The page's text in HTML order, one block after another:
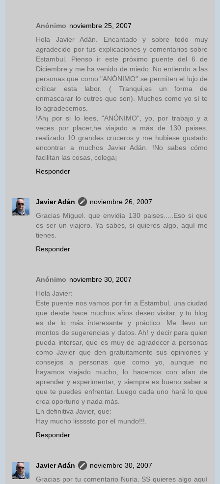
Anónimo noviembre 25, 2007
Hola Javier Adán. Encantado y sobre todo muy
agradecido por tus explicaciones y comentarios sobre
Estambul. Pienso ir este próximo puente del 6 de
Diciembre y me ha venido de miedo. No entiendo a las
personas que como "ANÓNIMO" se permiten el lujo de
criticar esta labor. ( Tranqui,es un forma de
enmascarar lo cutres que son). Muchos como yo sí te
lo agradecemos.
!Ah¡ por si lo lees, "ANÓNIMO", yo, por trabajo y a
veces por placer,he viajado a más de 130 paises,
realizado 10 grandes cruceros y me hubiese gustado
encontrar a muchos Javier Adán. !No sabes cómo
facilitan las cosas, colega¡
Responder
Javier Adán
noviembre 26, 2007
Gracias Miguel. que envidia 130 paises.....Eso si que
es ser un viajero. Ya sabes, si quieres algo, aquí me
tienes.
Responder
Anónimo noviembre 30, 2007
Hola Javier:
Este puente nos vamos por fin a Estambul, una ciudad
que desde hace muchos años deseo visitar, y tu blog
es de lo más interesante y práctico. Me llevo un
montos de sugerencias y datos. Ah! y decir para quien
pueda intersar, que es muy de agradecer a personas
como Javier que den gratuitamente sus opiniones y
consejos a personas que como yo, aunque no
hayamos viajado mucho, lo hacemos con afan de
aprender y experimentar, y siempre es bueno saber a
que te puedes enfrentar. Luego cada uno hará lo que
crea oportuno y nada más.
En definitiva Javier, que:
Hay mucho lissssto por el mundo!!!.
Responder
Javier Adán
noviembre 30, 2007
Gracias por tu comentario Nuria. SS quieres algo aquí